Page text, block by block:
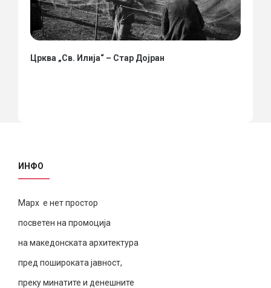
Црква „Св. Илија“ – Стар Дојран
ИНФО
Марх е нет простор
посветен на промоција
на македонската архитектура
пред пошироката јавност,
преку минатите и денешните